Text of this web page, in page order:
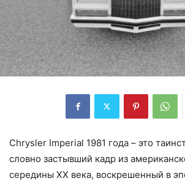
Chrysler Imperial 1981 года – это
словно застывший кадр из
середины XX века, воскрешенный в